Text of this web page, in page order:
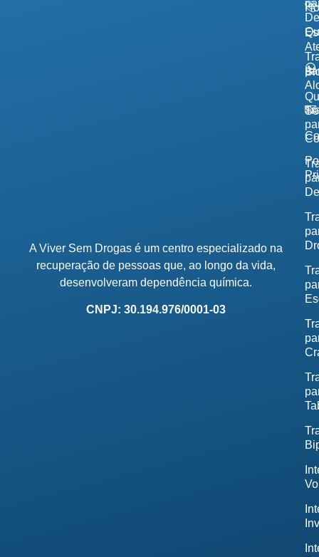
A Viver Sem Drogas é um centro especializado na
recuperação de pessoas que, ao longo da vida,
desenvolveram dependência química.
CNPJ: 30.194.976/0001-03